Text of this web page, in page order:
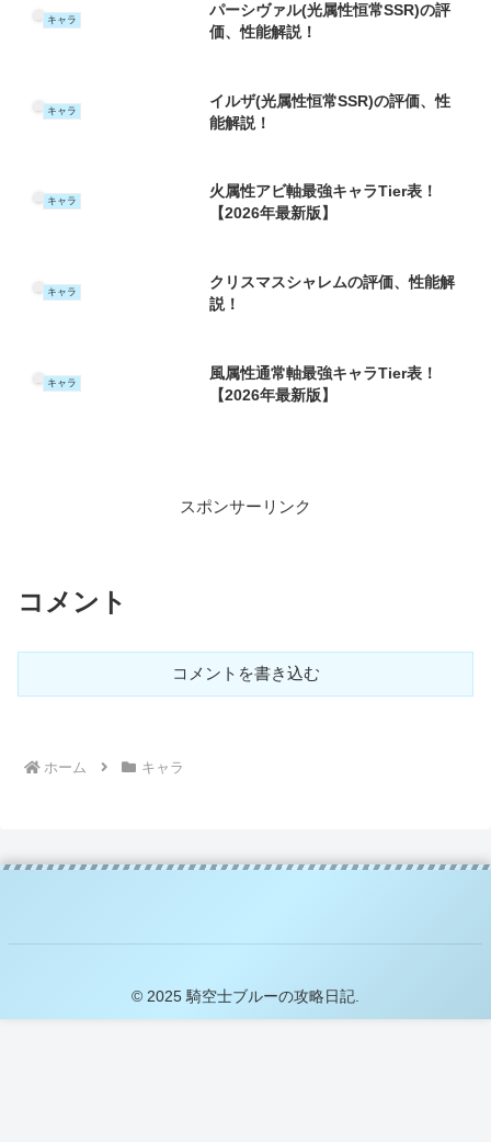
キャラ
パーシヴァル(光属性恒常SSR)の評
価、性能解説！
キャラ
イルザ(光属性恒常SSR)の評価、性
能解説！
キャラ
火属性アビ軸最強キャラTier表！
【2026年最新版】
キャラ
クリスマスシャレムの評価、性能解
説！
キャラ
風属性通常軸最強キャラTier表！
【2026年最新版】
スポンサーリンク
コメント
コメントを書き込む
ホーム キャラ
© 2025 騎空士ブルーの攻略日記.